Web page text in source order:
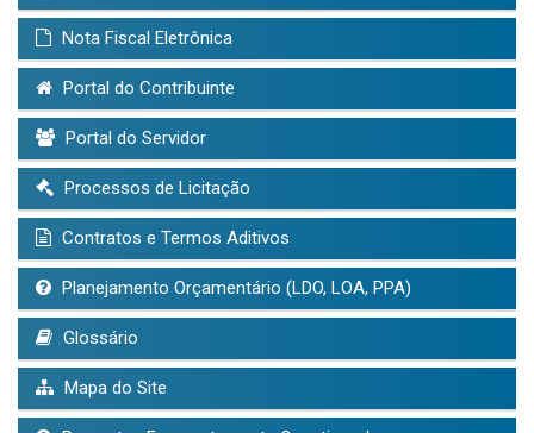
Nota Fiscal Eletrônica
Portal do Contribuinte
Portal do Servidor
Processos de Licitação
Contratos e Termos Aditivos
Planejamento Orçamentário (LDO, LOA, PPA)
Glossário
Mapa do Site